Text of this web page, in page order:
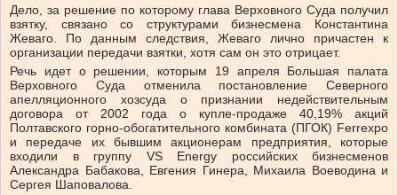
Дело, за решение по которому глава Верховного Суда получил
взятку, связано со структурами бизнесмена Константина
Жеваго. По данным следствия, Жеваго лично причастен к
организации передачи взятки, хотя сам он это отрицает.
Речь идет о решении, которым 19 апреля Большая палата
Верховного Суда отменила постановление Северного
апелляционного хозсуда о признании недействительным
договора от 2002 года о купле-продаже 40,19% акций
Полтавского горно-обогатительного комбината (ПГОК) Ferrexpo
и передаче их бывшим акционерам предприятия, которые
входили в группу VS Energy российских бизнесменов
Александра Бабакова, Евгения Гинера, Михаила Воеводина и
Сергея Шаповалова.